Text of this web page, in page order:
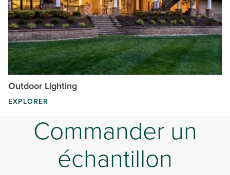
Outdoor Lighting
EXPLORER
Commander un
échantillon